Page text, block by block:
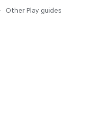
Other Play guides